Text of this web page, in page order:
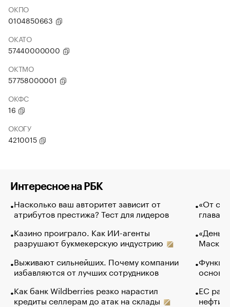
ОКПО
0104850663
ОКАТО
57440000000
ОКТМО
57758000001
ОКФС
16
ОКОГУ
4210015
Интересное на РБК
Насколько ваш авторитет зависит от
атрибутов престижа? Тест для лидеров
Казино проиграло. Как ИИ-агенты
разрушают букмекерскую индустрию
Выживают сильнейших. Почему компании
избавляются от лучших сотрудников
Как банк Wildberries резко нарастил
кредиты селлерам до атак на склады
«От
глава
Маск в
основ
ЕС
нефти